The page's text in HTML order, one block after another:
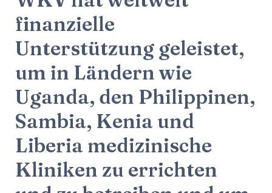
finanzielle
Unterstützung geleistet,
um in Ländern wie
Uganda, den Philippinen,
Sambia, Kenia und
Liberia medizinische
Kliniken zu errichten